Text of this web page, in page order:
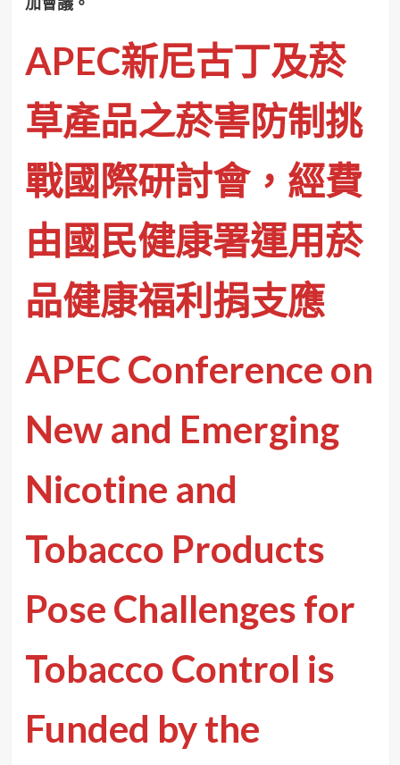
APEC新尼古丁及菸
草產品之菸害防制挑
戰國際研討會，經費
由國民健康署運用菸
品健康福利捐支應
APEC Conference on
New and Emerging
Nicotine and
Tobacco Products
Pose Challenges for
Tobacco Control is
Funded by the